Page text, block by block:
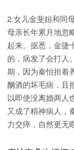
2.女儿金斐姮和同
母亲长年累月地忽
起来。据悉，金捷
的，病发了会打人
期，因为秦怡担着
酗酒的坏毛病，且
以即使没离婚两人
又成了精神病人，
力交瘁，自然更无